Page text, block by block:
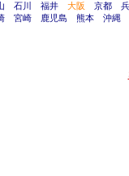
石川 福井 大阪 京都
宮崎 鹿児島 熊本 沖縄